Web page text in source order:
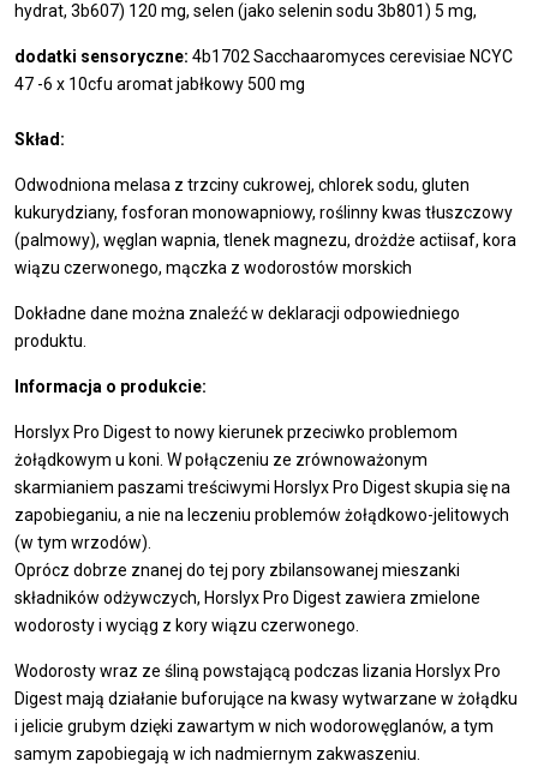
hydrat, 3b607) 120 mg, selen (jako selenin sodu 3b801) 5 mg,
dodatki sensoryczne: 4b1702 Sacchaaromyces cerevisiae NCYC
47 -6 x 10cfu aromat jabłkowy 500 mg
Skład:
Odwodniona melasa z trzciny cukrowej, chlorek sodu, gluten
kukurydziany, fosforan monowapniowy, roślinny kwas tłuszczowy
(palmowy), węglan wapnia, tlenek magnezu, drożdże actiisaf, kora
wiązu czerwonego, mączka z wodorostów morskich
Dokładne dane można znaleźć w deklaracji odpowiedniego
produktu.
Informacja o produkcie:
Horslyx Pro Digest to nowy kierunek przeciwko problemom
żołądkowym u koni. W połączeniu ze zrównoważonym
skarmianiem paszami treściwymi Horslyx Pro Digest skupia się na
zapobieganiu, a nie na leczeniu problemów żołądkowo-jelitowych
(w tym wrzodów).
Oprócz dobrze znanej do tej pory zbilansowanej mieszanki
składników odżywczych, Horslyx Pro Digest zawiera zmielone
wodorosty i wyciąg z kory wiązu czerwonego.
Wodorosty wraz ze śliną powstającą podczas lizania Horslyx Pro
Digest mają działanie buforujące na kwasy wytwarzane w żołądku
i jelicie grubym dzięki zawartym w nich wodorowęglanów, a tym
samym zapobiegają w ich nadmiernym zakwaszeniu.